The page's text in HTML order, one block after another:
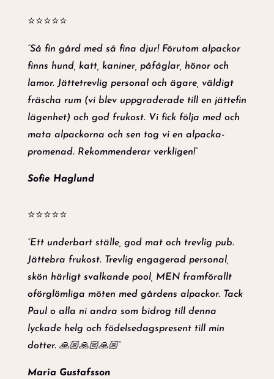
⭐⭐⭐⭐⭐
”Så fin gård med så fina djur! Förutom alpackor
finns hund, katt, kaniner, påfåglar, hönor och
lamor. Jättetrevlig personal och ägare, väldigt
fräscha rum (vi blev uppgraderade till en jättefin
lägenhet) och god frukost. Vi fick följa med och
mata alpackorna och sen tog vi en alpacka-
promenad. Rekommenderar verkligen!”
Sofie Haglund
⭐⭐⭐⭐⭐
”Ett underbart ställe, god mat och trevlig pub.
Jättebra frukost. Trevlig engagerad personal,
skön härligt svalkande pool, MEN framförallt
oförglömliga möten med gårdens alpackor. Tack
Paul o alla ni andra som bidrog till denna
lyckade helg och födelsedagspresent till min
dotter. 🙏🏼🙏🏼🙏🏼”
Maria Gustafsson